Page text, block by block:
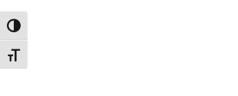
Toggle High Contrast
Toggle Font size